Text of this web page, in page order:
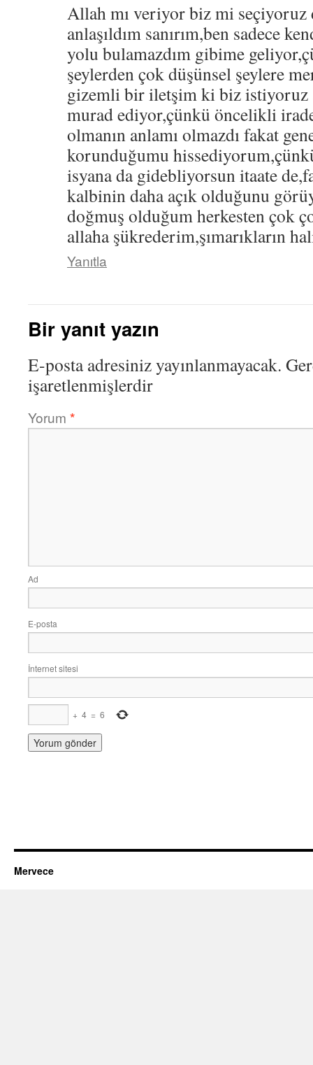
Allah mı veriyor biz mi seçiyoruz
anlaşıldım sanırım,ben sadece
yolu bulamazdım gibime
şeylerden çok düşünsel şeylere
gizemli bir iletşim ki biz istiyoruz
murad ediyor,çünkü öncelikli
olmanın anlamı olmazdı fakat
korunduğumu
isyana da gidebliyorsun itaate
kalbinin daha açık olduğunu
doğmuş olduğum herkesten çok
allaha şükrederim,şımarıkların
Yanıtla
Bir yanıt yazın
E-posta adresiniz yayınlanmayacak.
işaretlenmişlerdir
Yorum *
Ad
E-posta
İnternet sitesi
+ 4 = 6
Mervece